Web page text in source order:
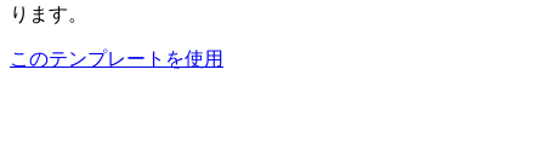
ります。
このテンプレートを使用